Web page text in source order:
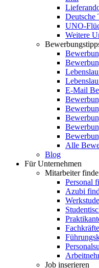
Deutsche
UNO-
Weitere
E-Mail
Alle
Blog
Für Unternehmen
Mitarbeiter
Personal
Azubi
Job inserieren